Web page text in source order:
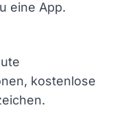
eine App.
kostenlose